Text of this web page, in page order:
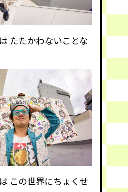
たたかわないことな
この世界にちょくせ